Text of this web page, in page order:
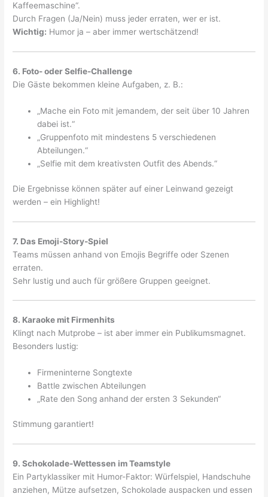
Kaffeemaschine“.
Durch Fragen (Ja/Nein) muss jeder erraten, wer er ist.
Wichtig: Humor ja – aber immer wertschätzend!
6. Foto- oder Selfie-Challenge
Die Gäste bekommen kleine Aufgaben, z. B.:
„Mache ein Foto mit jemandem, der seit über 10 Jahren
dabei ist.“
„Gruppenfoto mit mindestens 5 verschiedenen
Abteilungen.“
„Selfie mit dem kreativsten Outfit des Abends.“
Die Ergebnisse können später auf einer Leinwand gezeigt
werden – ein Highlight!
7. Das Emoji-Story-Spiel
Teams müssen anhand von Emojis Begriffe oder Szenen
erraten.
Sehr lustig und auch für größere Gruppen geeignet.
8. Karaoke mit Firmenhits
Klingt nach Mutprobe – ist aber immer ein Publikumsmagnet.
Besonders lustig:
Firmeninterne Songtexte
Battle zwischen Abteilungen
„Rate den Song anhand der ersten 3 Sekunden“
Stimmung garantiert!
9. Schokolade-Wettessen im Teamstyle
Ein Partyklassiker mit Humor-Faktor: Würfelspiel, Handschuhe
anziehen, Mütze aufsetzen, Schokolade auspacken und essen